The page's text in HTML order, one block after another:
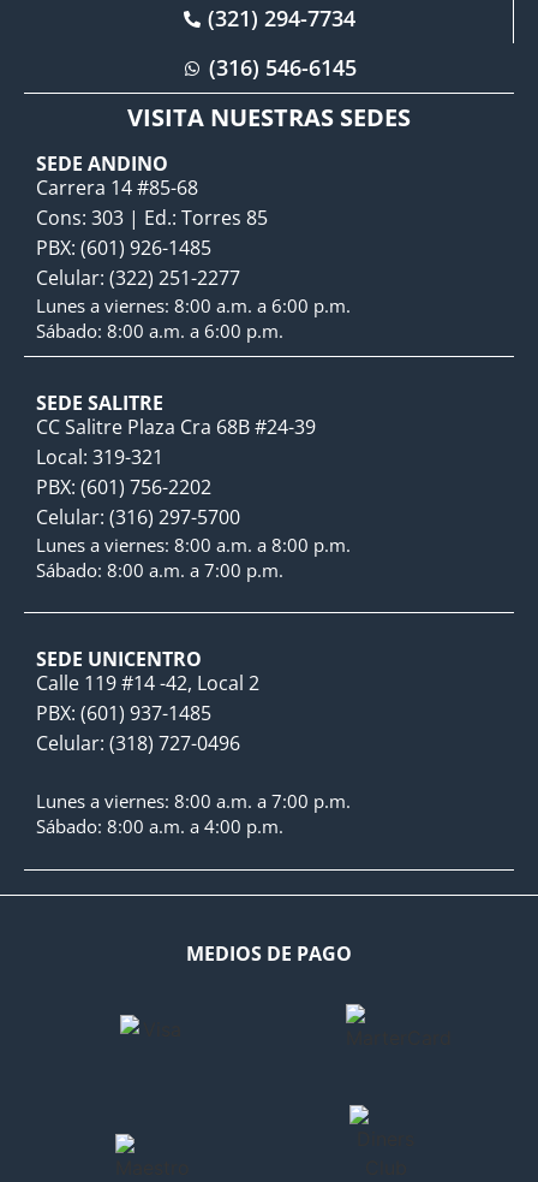
(321) 294-7734
(316) 546-6145
VISITA NUESTRAS SEDES
SEDE ANDINO
Carrera 14 #85-68
Cons: 303 | Ed.: Torres 85
PBX: (601) 926-1485
Celular: (322) 251-2277
Lunes a viernes: 8:00 a.m. a 6:00 p.m.
Sábado: 8:00 a.m. a 6:00 p.m.
SEDE SALITRE
CC Salitre Plaza Cra 68B #24-39
Local: 319-321
PBX: (601) 756-2202
Celular: (316) 297-5700
Lunes a viernes: 8:00 a.m. a 8:00 p.m.
Sábado: 8:00 a.m. a 7:00 p.m.
SEDE UNICENTRO
Calle 119 #14 -42, Local 2
PBX: (601) 937-1485
Celular: (318) 727-0496
Lunes a viernes: 8:00 a.m. a 7:00 p.m.
Sábado: 8:00 a.m. a 4:00 p.m.
MEDIOS DE PAGO